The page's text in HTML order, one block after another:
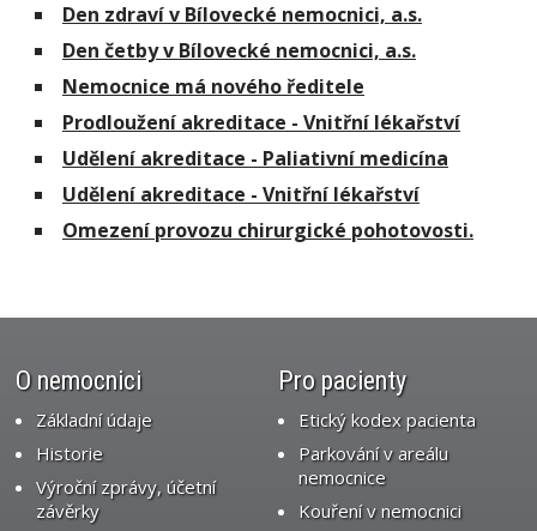
Den zdraví v Bílovecké nemocnici, a.s.
Den četby v Bílovecké nemocnici, a.s.
Nemocnice má nového ředitele
Prodloužení akreditace - Vnitřní lékařství
Udělení akreditace - Paliativní medicína
Udělení akreditace - Vnitřní lékařství
Omezení provozu chirurgické pohotovosti.
O nemocnici
Základní údaje
Historie
Výroční zprávy, účetní
závěrky
Pro pacienty
Etický kodex pacienta
Parkování v areálu
nemocnice
Kouření v nemocnici